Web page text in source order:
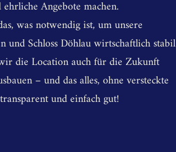
Angebote machen.
was notwendig ist, um unsere
und Schloss Döhlau wirtschaftlich stabil
die Location auch für die Zukunft
– und das alles, ohne versteckte
und einfach gut!